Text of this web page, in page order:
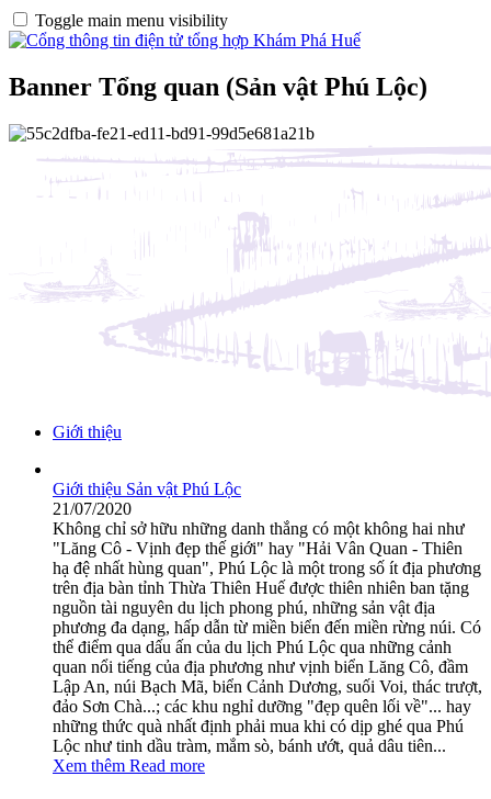
Toggle main menu visibility
Banner Tổng quan (Sản vật Phú Lộc)
Giới thiệu
Giới thiệu Sản vật Phú Lộc
21/07/2020
Không chỉ sở hữu những danh thắng có một không hai như
"Lăng Cô - Vịnh đẹp thế giới" hay "Hải Vân Quan - Thiên
hạ đệ nhất hùng quan", Phú Lộc là một trong số ít địa phương
trên địa bàn tỉnh Thừa Thiên Huế được thiên nhiên ban tặng
nguồn tài nguyên du lịch phong phú, những sản vật địa
phương đa dạng, hấp dẫn từ miền biển đến miền rừng núi. Có
thể điểm qua dấu ấn của du lịch Phú Lộc qua những cảnh
quan nổi tiếng của địa phương như vịnh biển Lăng Cô, đầm
Lập An, núi Bạch Mã, biển Cảnh Dương, suối Voi, thác trượt,
đảo Sơn Chà...; các khu nghỉ dưỡng "đẹp quên lối về"... hay
những thức quà nhất định phải mua khi có dịp ghé qua Phú
Lộc như tinh dầu tràm, mắm sò, bánh ướt, quả dâu tiên...
Xem thêm Read more